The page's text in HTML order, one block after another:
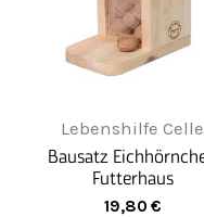
Lebenshilfe Celle
Bausatz
Futterhaus
19,80 €